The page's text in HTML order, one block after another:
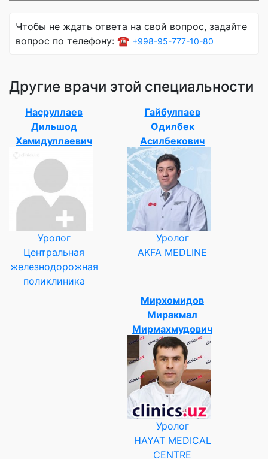
Чтобы не ждать ответа на свой вопрос, задайте
вопрос по телефону: ☎️ +998-95-777-10-80
Другие врачи этой специальности
Насруллаев
Дильшод
Хамидуллаевич
Уролог
Центральная
железнодорожная
поликлиника
Гайбулпаев
Одилбек
Асилбекович
Уролог
AKFA MEDLINE
Мирхомидов
Миракмал
Мирмахмудович
Уролог
HAYAT MEDICAL
CENTRE